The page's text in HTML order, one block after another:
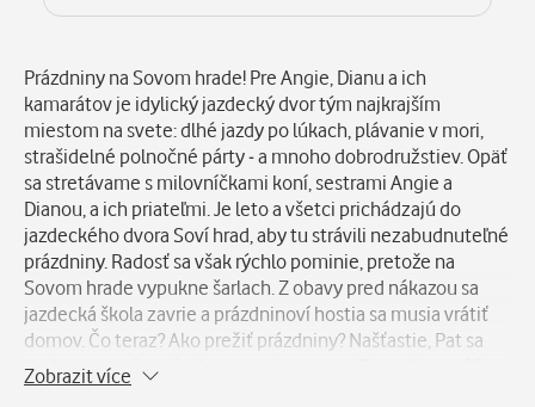
Popis
Prázdniny na Sovom hrade! Pre Angie, Dianu a ich
kamarátov je idylický jazdecký dvor tým najkrajším
miestom na svete: dlhé jazdy po lúkach, plávanie v mori,
strašidelné polnočné párty - a mnoho dobrodružstiev. Opäť
sa stretávame s milovníčkami koní, sestrami Angie a
Dianou, a ich priateľmi. Je leto a všetci prichádzajú do
jazdeckého dvora Soví hrad, aby tu strávili nezabudnuteľné
prázdniny. Radosť sa však rýchlo pominie, pretože na
Sovom hrade vypukne šarlach. Z obavy pred nákazou sa
jazdecká škola zavrie a prázdninoví hostia sa musia vrátiť
domov. Čo teraz? Ako prežiť prázdniny? Našťastie, Pat sa
naskytne možnosť odcestovať na ostrov Tenerife a môže
so sebou zobrať aj svojich priateľov. Skvelé! Angie, Diana,
Zobrazit více